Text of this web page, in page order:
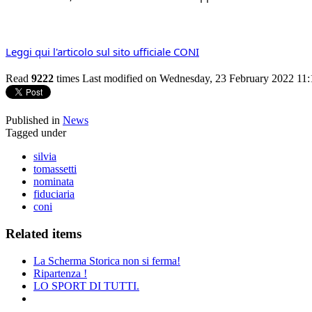
Leggi qui l'articolo sul sito ufficiale CONI
Read 9222 times Last modified on Wednesday, 23 February 2022
Published in News
Tagged under
silvia
tomassetti
nominata
fiduciaria
coni
Related items
La Scherma Storica non si ferma!
Ripartenza !
LO SPORT DI TUTTI.